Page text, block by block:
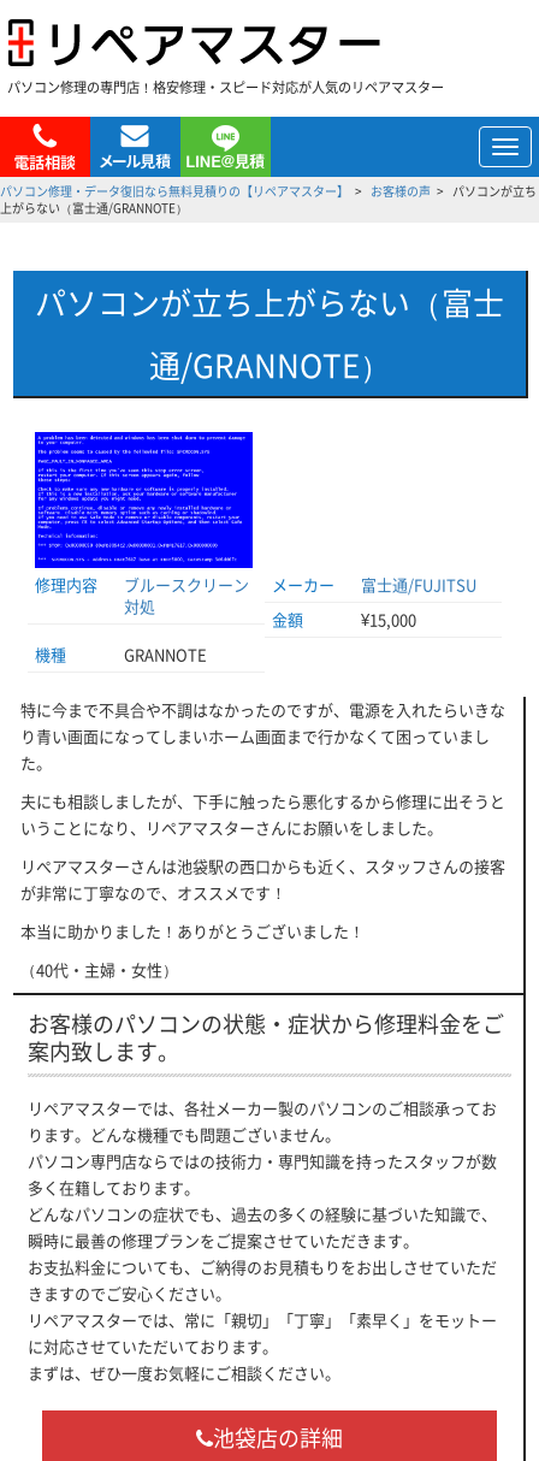
パソコン修理の専門店！格安修理・スピード対応が人気のリペアマスター
メ
ニ
ュ
パソコン修理・データ復旧なら無料見積りの【リペアマスター】 お客様の声
パソコンが立ち
上がらない（富士通/GRANNOTE）
パソコンが立ち上がらない（富士
通/GRANNOTE）
修理内容
ブルースクリーン
対処
メーカー
富士通/FUJITSU
金額
¥15,000
機種
GRANNOTE
特に今まで不具合や不調はなかったのですが、電源を入れたらいきな
り青い画面になってしまいホーム画面まで行かなくて困っていまし
た。
夫にも相談しましたが、下手に触ったら悪化するから修理に出そうと
いうことになり、リペアマスターさんにお願いをしました。
リぺアマスターさんは池袋駅の西口からも近く、スタッフさんの接客
が非常に丁寧なので、オススメです！
本当に助かりました！ありがとうございました！
（40代・主婦・女性）
お客様のパソコンの状態・症状から修理料金をご
案内致します。
リペアマスターでは、各社メーカー製のパソコンのご相談承ってお
ります。どんな機種でも問題ございません。
パソコン専門店ならではの技術力・専門知識を持ったスタッフが数
多く在籍しております。
どんなパソコンの症状でも、過去の多くの経験に基づいた知識で、
瞬時に最善の修理プランをご提案させていただきます。
お支払料金についても、ご納得のお見積もりをお出しさせていただ
きますのでご安心ください。
リペアマスターでは、常に「親切」「丁寧」「素早く」をモットー
に対応させていただいております。
まずは、ぜひ一度お気軽にご相談ください。
池袋店の詳細